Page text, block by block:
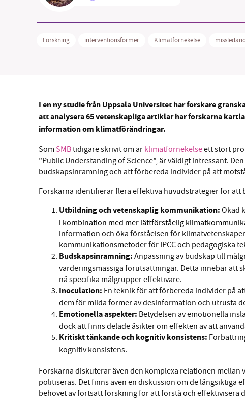
Forskning interventionsformer Klimatförnekelse
I en ny studie från Uppsala Universitet har forskare
att analysera 65 vetenskapliga artiklar har forskarna
information om klimatförändringar.
Som SMBtidigare skrivit om är klimatförnekelseett stort
”Public Understanding of Science”, är väldigt intressant.
budskapsinramning och att förbereda individer på att
Forskarna identifierar flera effektiva huvudstrategier för att
Utbildning och vetenskaplig kommunikation: Ökad
i kombination med mer lättförståelig
information och öka förståelsen för
kommunikationsmetoder för IPCC och pedagogiska
Budskapsinramning: Anpassning av budskap till
värderingsmässiga förutsättningar. Detta innebär att
nå specifika målgrupper effektivare.
Inoculation: En teknik för att förbereda individer på
dem för milda former av desinformation och utrusta
Emotionella aspekter: Betydelsen av emotionella
dock att finns delade åsikter om effekten av att
Kritiskt tänkande och kognitiv konsistens:
kognitiv konsistens.
Forskarna diskuterar även den komplexa relationen
politiseras. Det finns även en diskussion om de långsiktiga
behovet av fortsatt forskning för att förstå och effektivisera